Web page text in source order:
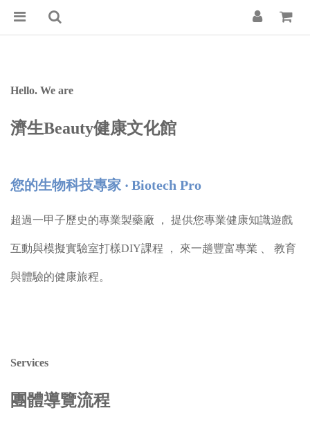
Hello. We are
濟生Beauty健康文化館
您的生物科技專家 ‧ Biotech Pro
超過一甲子歷史的專業製藥廠 ， 提供您專業健康知識遊戲
互動與模擬實驗室打樣DIY課程 ， 來一趟豐富專業 、 教育
與體驗的健康旅程。
Services
團體導覽流程